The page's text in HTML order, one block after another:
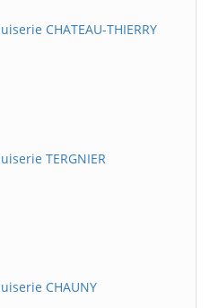
CHATEAU-THIERRY
TERGNIER
CHAUNY